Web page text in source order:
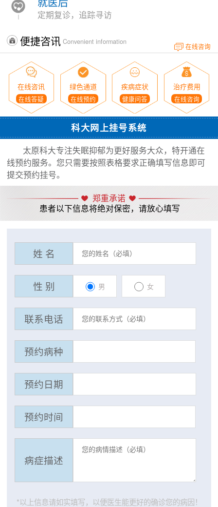
定期复诊，追踪寻访
便捷咨讯 Convenient information
在线咨询
在线咨讯
在线答疑
绿色通道
在线预约
疾病症状
健康问答
治疗费用
在线咨询
科大网上挂号系统
太原科大专注失眠抑郁为更好服务大众，特开通在
线预约服务。您只需要按照表格要求正确填写信息即可
提交预约挂号。
郑重承诺
患者以下信息将绝对保密，请放心填写
姓 名
性 别 男 女
联系电话
预约病种
预约日期
预约时间
病症描述
*以上信息请如实填写，以便医生能更好的确诊您的病因！